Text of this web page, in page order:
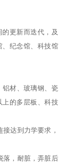
更新而迭代，及
、纪念馆、科技馆
铝材、玻璃钢、瓷
上的多层板、科技
达到力学要求，
落，耐脏，弄脏后